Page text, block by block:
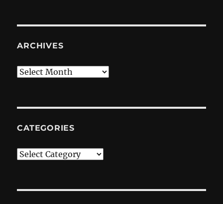
ARCHIVES
Archives
CATEGORIES
Categories